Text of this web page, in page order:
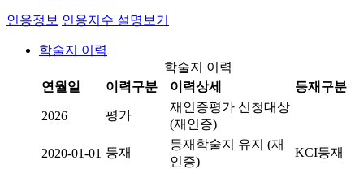
인용정보 인용지수 설명보기
학술지 이력
학술지 이력
연월일
이력구분 이력상세 등재구분
2026 평가
재인증평가 신청대상
(재인증)
2020-01-01 등재
등재학술지 유지 (재
인증)
KCI등재